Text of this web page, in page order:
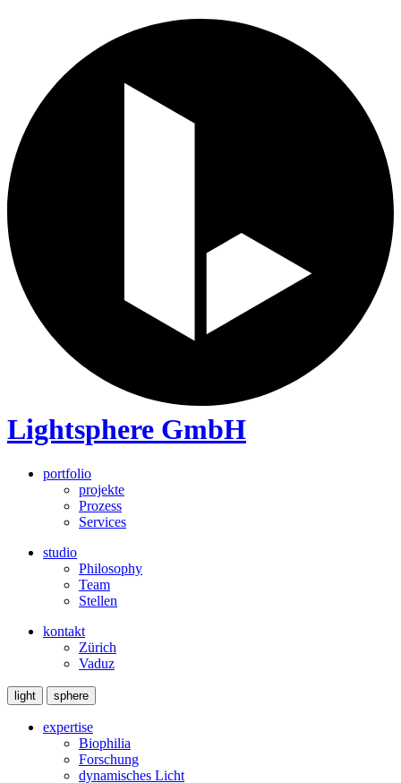
Lightsphere GmbH
portfolio
projekte
Prozess
Services
studio
Philosophy
Team
Stellen
kontakt
Zürich
Vaduz
light sphere
expertise
Biophilia
Forschung
dynamisches Licht